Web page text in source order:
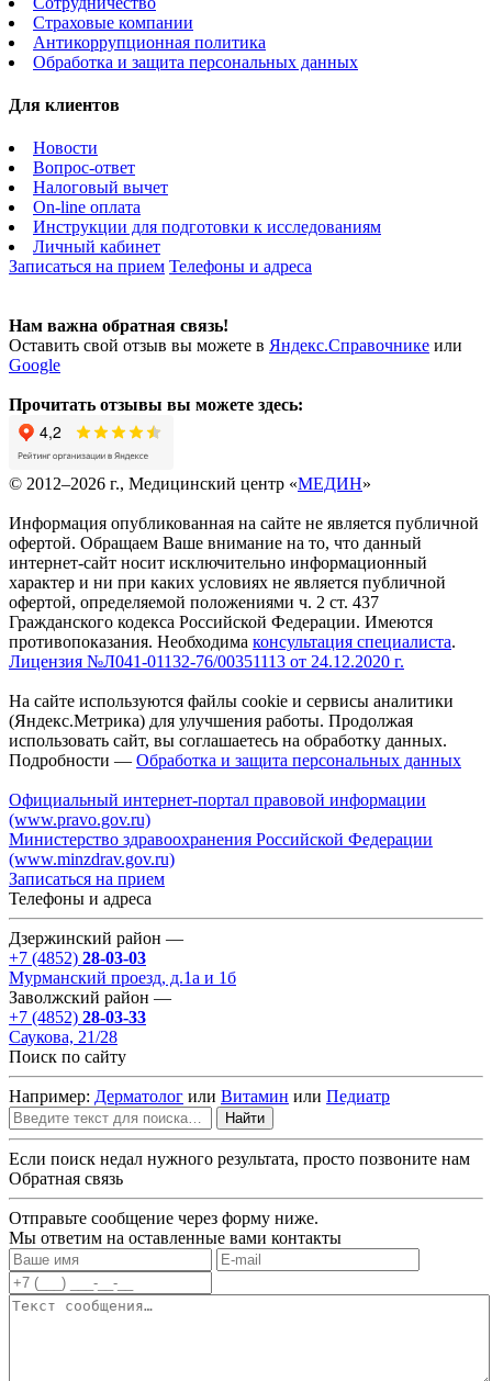
Страховые компании
Антикоррупционная политика
Обработка и защита персональных данных
Для клиентов
Новости
Вопрос-ответ
Налоговый вычет
On-line оплата
Инструкции для подготовки к исследованиям
Личный кабинет
Записаться на прием Телефоны и адреса
Нам важна обратная связь!
Оставить свой отзыв вы можете в Яндекс.Справочнике или
Google
Прочитать отзывы вы можете здесь:
© 2012–2026 г., Медицинский центр «МЕДИН»
Информация опубликованная на сайте не является публичной
офертой. Обращаем Ваше внимание на то, что данный
интернет-сайт носит исключительно информационный
характер и ни при каких условиях не является публичной
офертой, определяемой положениями ч. 2 ст. 437
Гражданского кодекса Российской Федерации. Имеются
противопоказания. Необходима консультация специалиста.
Лицензия №Л041-01132-76/00351113 от 24.12.2020 г.
На сайте используются файлы cookie и сервисы аналитики
(Яндекс.Метрика) для улучшения работы. Продолжая
использовать сайт, вы соглашаетесь на обработку данных.
Подробности — Обработка и защита персональных данных
Официальный интернет-портал правовой информации
(www.pravo.gov.ru)
Министерство здравоохранения Российской Федерации
(www.minzdrav.gov.ru)
Записаться на прием
Телефоны и адреса
Дзержинский район —
+7 (4852) 28-03-03
Мурманский проезд, д.1а и 1б
Заволжский район —
+7 (4852) 28-03-33
Саукова, 21/28
Поиск по сайту
Например: Дерматолог или Витамин или Педиатр
Найти
Если поиск недал нужного результата, просто позвоните нам
Обратная связь
Отправьте сообщение через форму ниже.
Мы ответим на оставленные вами контакты